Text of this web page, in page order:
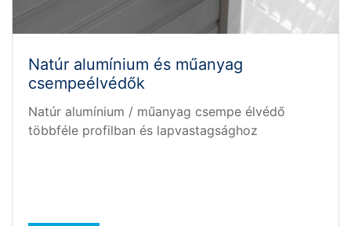
Natúr alumínium és műanyag
csempeélvédők
Natúr alumínium / műanyag csempe élvédő
többféle profilban és lapvastagsághoz